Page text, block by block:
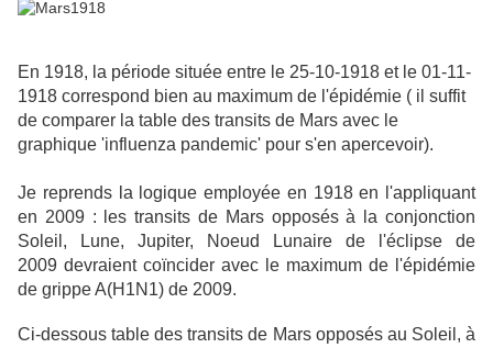
En 1918, la période située entre le 25-10-1918 et le 01-11-
1918 correspond bien au maximum de l'épidémie ( il suffit
de comparer la table des transits de Mars avec le
graphique 'influenza pandemic' pour s'en apercevoir).
Je reprends la logique employée en 1918 en l'appliquant
en 2009 : les transits de Mars opposés à la conjonction
Soleil, Lune, Jupiter, Noeud Lunaire de l'éclipse de
2009 devraient coïncider avec le maximum de l'épidémie
de grippe A(H1N1) de 2009.
Ci-dessous table des transits de Mars opposés au Soleil, à